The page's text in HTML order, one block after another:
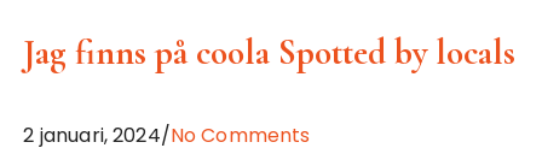
Jag finns på coola Spotted by locals
2 januari, 2024/No Comments